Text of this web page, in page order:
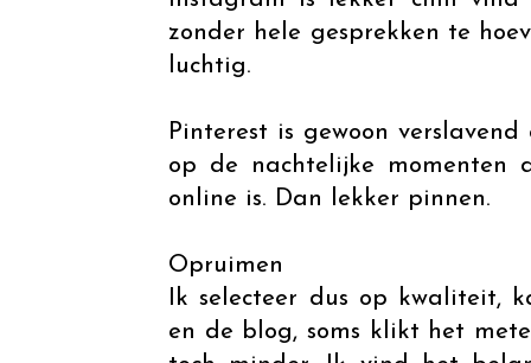
zonder hele gesprekken te
luchtig.
Pinterest is gewoon
op de nachtelijke momenten
online is. Dan lekker pinnen.
Opruimen
Ik selecteer dus op kwaliteit,
en de blog, soms klikt het